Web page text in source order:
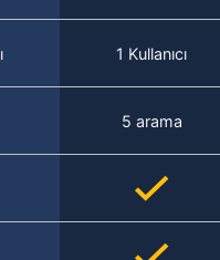
1 Kullanıcı
5 arama